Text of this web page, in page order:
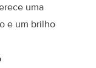
uma
e um brilho